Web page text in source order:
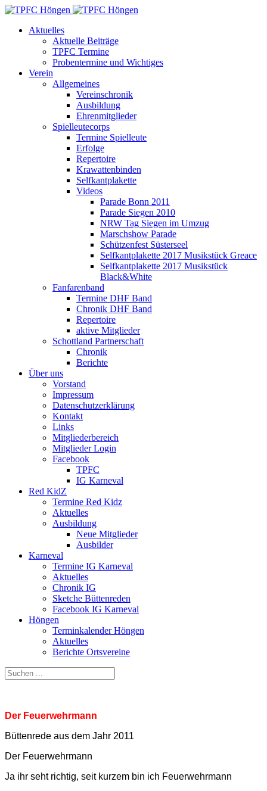
Aktuelles
Aktuelle Beiträge
TPFC Termine
Probentermine und Wichtiges
Verein
Allgemeines
Vereinschronik
Ausbildung
Ehrenmitglieder
Spielleutecorps
Termine Spielleute
Erfolge
Repertoire
Krawattenbinden
Selfkantplakette
Videos
Parade Bonn 2011
Parade Siegen 2010
NRW Tag Siegen im Umzug
Marschshow Parade
Schützenfest Süsterseel
Selfkantplakette 2017 Musikstück Greace
Selfkantplakette 2017 Musikstück
Black&White
Fanfarenband
Termine DHF Band
Chronik DHF Band
Repertoire
aktive Mitglieder
Schottland Partnerschaft
Chronik
Berichte
Über uns
Vorstand
Impressum
Datenschutzerklärung
Kontakt
Links
Mitgliederbereich
Mitglieder Login
Facebook
TPFC
IG Karneval
Red KidZ
Termine Red Kidz
Aktuelles
Ausbildung
Neue Mitglieder
Ausbilder
Karneval
Termine IG Karneval
Aktuelles
Chronik IG
Sketche Büttenreden
Facebook IG Karneval
Höngen
Terminkalender Höngen
Aktuelles
Berichte Ortsvereine
Der Feuerwehrmann
Büttenrede aus dem Jahr 2011
Der Feuerwehrmann
Ja ihr seht richtig, seit kurzem bin ich Feuerwehrmann